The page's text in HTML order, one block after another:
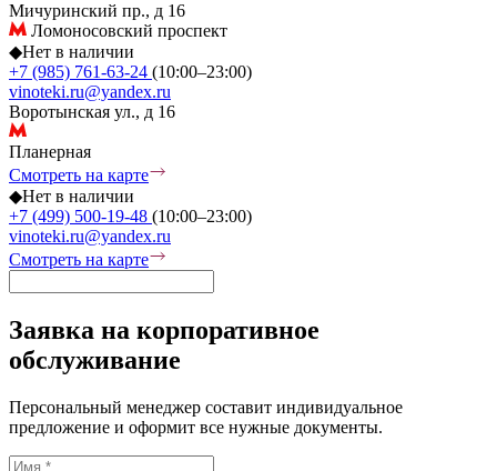
Мичуринский пр., д 16
Ломоносовский проспект
◆Нет в наличии
+7 (985) 761-63-24 (10:00–23:00)
vinoteki.ru@yandex.ru
Воротынская ул., д 16
Планерная
Смотреть на карте
◆Нет в наличии
+7 (499) 500-19-48 (10:00–23:00)
vinoteki.ru@yandex.ru
Смотреть на карте
Заявка на корпоративное
обслуживание
Персональный менеджер составит индивидуальное
предложение и оформит все нужные документы.